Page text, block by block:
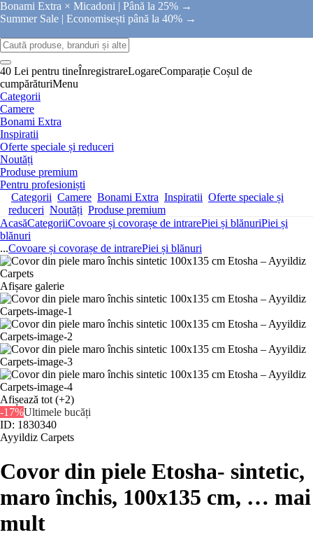
Bonami Extra × Micadoni | Până la 25% →
Summer Sale | Economisești până la 40% →
40 Lei pentru tineÎnregistrareLogareComparație Coșul de
cumpărăturiMenu
Categorii
Camere
Bonami Extra
Inspiratii
Oferte speciale și reduceri
Noutăți
Produse premium
Pentru profesioniști
Categorii Camere Bonami Extra Inspiratii Oferte speciale și
reduceri Noutăți Produse premium
AcasăCategoriiCovoare și covorașe de intrarePiei și blănuriPiei și
blănuri
...Covoare și covorașe de intrarePiei și blănuri
Afișare galerie
Afișează tot (+2)
-17%Ultimele bucăți
ID: 1830340
Ayyildiz Carpets
Covor din piele Etosha- sintetic,
maro închis, 100x135 cm, … mai
mult